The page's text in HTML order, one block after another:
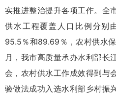
实推进整治提升各项工作。全
供水工程覆盖人口比例分别
95.5％和89.69％，农村供水
月，我市高质量承办水利部长
会，农村供水工作成效得到与
验做法成功入选水利部乡村振